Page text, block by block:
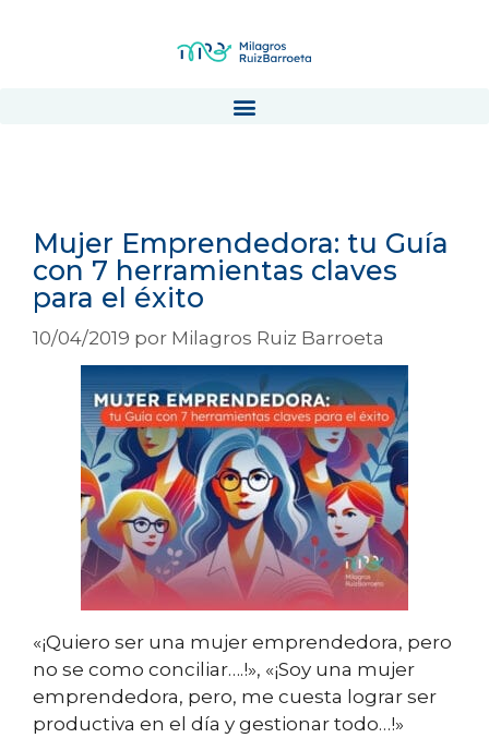
Mujer Emprendedora: tu Guía
con 7 herramientas claves
para el éxito
10/04/2019 por Milagros Ruiz Barroeta
«¡Quiero ser una mujer emprendedora, pero
no se como conciliar….!», «¡Soy una mujer
emprendedora, pero, me cuesta lograr ser
productiva en el día y gestionar todo…!»